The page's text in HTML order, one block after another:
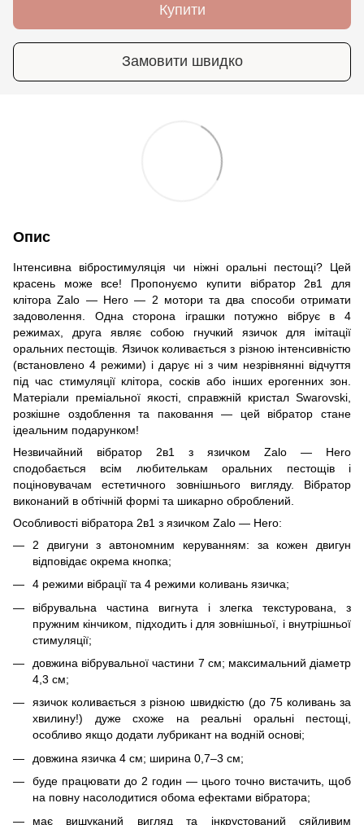
Купити
Замовити швидко
Опис
Інтенсивна вібростимуляція чи ніжні оральні пестощі? Цей
красень може все! Пропонуємо купити вібратор 2в1 для
клітора Zalo — Hero — 2 мотори та два способи отримати
задоволення. Одна сторона іграшки потужно вібрує в 4
режимах, друга являє собою гнучкий язичок для імітації
оральних пестощів. Язичок коливається з різною інтенсивністю
(встановлено 4 режими) і дарує ні з чим незрівнянні відчуття
під час стимуляції клітора, сосків або інших ерогенних зон.
Матеріали преміальної якості, справжній кристал Swarovski,
розкішне оздоблення та паковання — цей вібратор стане
ідеальним подарунком!
Незвичайний вібратор 2в1 з язичком Zalo — Hero
сподобається всім любителькам оральних пестощів і
поціновувачам естетичного зовнішнього вигляду. Вібратор
виконаний в обтічній формі та шикарно оброблений.
Особливості вібратора 2в1 з язичком Zalo — Hero:
2 двигуни з автономним керуванням: за кожен двигун
відповідає окрема кнопка;
4 режими вібрації та 4 режими коливань язичка;
вібрувальна частина вигнута і злегка текстурована, з
пружним кінчиком, підходить і для зовнішньої, і внутрішньої
стимуляції;
довжина вібрувальної частини 7 см; максимальний діаметр
4,3 см;
язичок коливається з різною швидкістю (до 75 коливань за
хвилину!) дуже схоже на реальні оральні пестощі,
особливо якщо додати лубрикант на водній основі;
довжина язичка 4 см; ширина 0,7–3 см;
буде працювати до 2 годин — цього точно вистачить, щоб
на повну насолодитися обома ефектами вібратора;
має вишуканий вигляд та інкрустований сяйливим